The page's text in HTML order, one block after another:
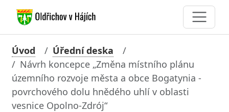
Úvod
Úřední deska
Návrh koncepce „Změna místního plánu
územního rozvoje města a obce Bogatynia -
povrchového dolu hnědého uhlí v oblasti
vesnice Opolno-Zdrój“